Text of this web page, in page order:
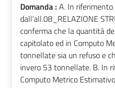
Domanda : A. In
dall’all.08_RELAZIONE
conferma che la quantità
capitolato ed in Computo
tonnellate sia un refuso e
invero 53 tonnellate. B. In
Computo Metrico